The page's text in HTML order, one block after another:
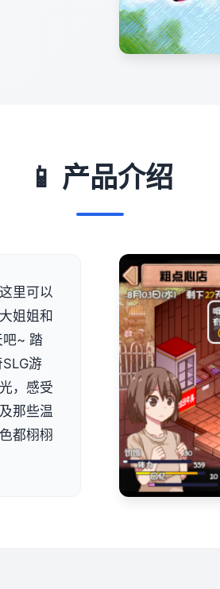
📱 产品介绍
里可以
姐姐和
吧~ 踏
游
，感受
那些温
都栩栩